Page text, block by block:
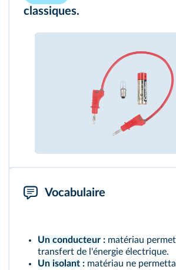
classiques.
Vocabulaire
Un conducteur : matériau
transfert de l'énergie électrique.
Un isolant : matériau ne